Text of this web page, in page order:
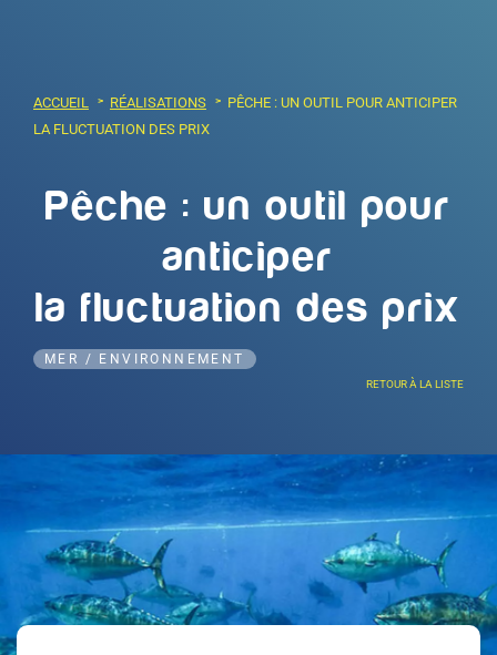
ACCUEIL RÉALISATIONS
PÊCHE : UN OUTIL POUR ANTICIPER
LA FLUCTUATION DES PRIX
Pêche : un outil pour
anticiper
la fluctuation des prix
MER / ENVIRONNEMENT
RETOUR À LA LISTE